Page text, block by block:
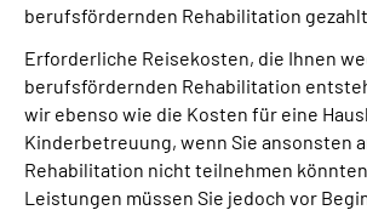
berufsfördernden Rehabilitation
Erforderliche Reisekosten, die Ihnen
berufsfördernden Rehabilitation
wir ebenso wie die Kosten für eine
Kinderbetreuung, wenn Sie ansonsten
Rehabilitation nicht teilnehmen
Leistungen müssen Sie jedoch vor